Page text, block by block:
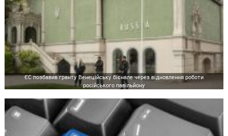
ЄС позбавив гранту Венеційську бієнале через відновлення роботи
російського павільйону